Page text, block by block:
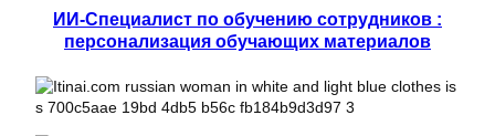
ИИ-Специалист по обучению сотрудников :
персонализация обучающих материалов